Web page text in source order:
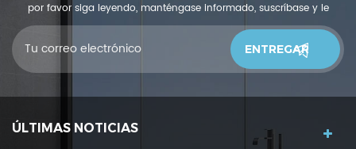
por favor siga leyendo, manténgase informado, suscríbase y le
invitamos a que nos cuente qué piensas.
ÚLTIMAS NOTICIAS